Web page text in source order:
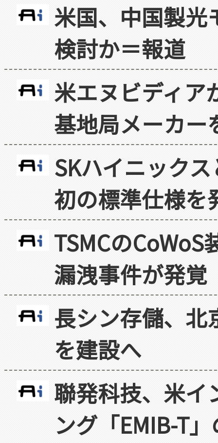
米国、中国製光
検討か＝報道
米エヌビディア
基地局メーカー
SKハイニック
初の標準仕様を
TSMCの
漏洩事件が発覚
長シン存儲、北
を建設へ
聯発科技、米イ
ング「EMIB-T